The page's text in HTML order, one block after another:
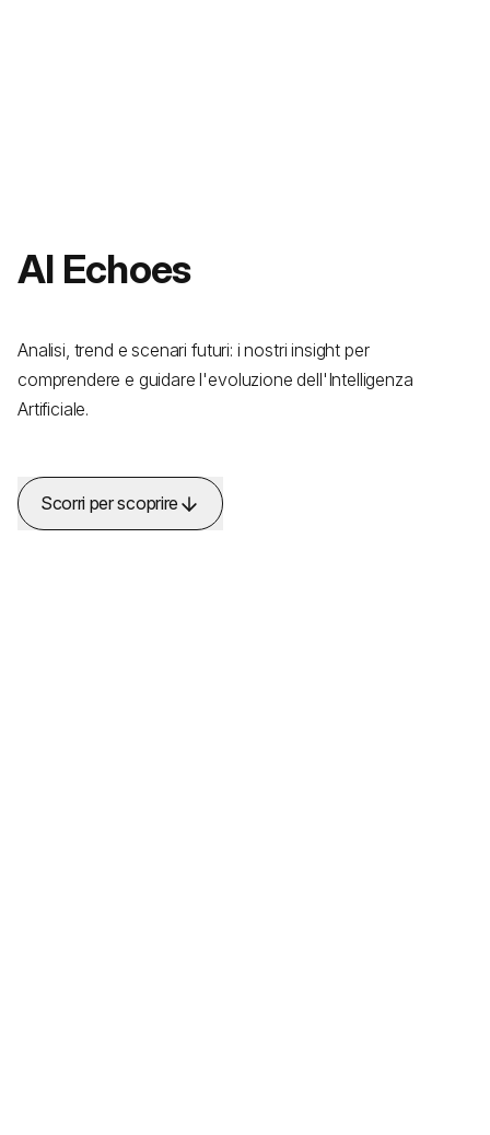
AI Echoes
Analisi, trend e scenari futuri: i nostri insight per
comprendere e guidare l'evoluzione dell'Intelligenza
Artificiale.
Scorri per scoprire